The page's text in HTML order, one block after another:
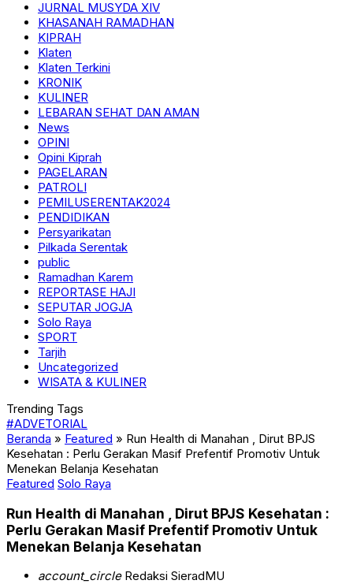
JURNAL MUSYDA XIV
KHASANAH RAMADHAN
KIPRAH
Klaten
Klaten Terkini
KRONIK
KULINER
LEBARAN SEHAT DAN AMAN
News
OPINI
Opini Kiprah
PAGELARAN
PATROLI
PEMILUSERENTAK2024
PENDIDIKAN
Persyarikatan
Pilkada Serentak
public
Ramadhan Karem
REPORTASE HAJI
SEPUTAR JOGJA
Solo Raya
SPORT
Tarjih
Uncategorized
WISATA & KULINER
Trending Tags
#ADVETORIAL
Beranda » Featured » Run Health di Manahan , Dirut BPJS
Kesehatan : Perlu Gerakan Masif Prefentif Promotiv Untuk
Menekan Belanja Kesehatan
Featured Solo Raya
Run Health di Manahan , Dirut BPJS Kesehatan :
Perlu Gerakan Masif Prefentif Promotiv Untuk
Menekan Belanja Kesehatan
account_circleRedaksi SieradMU